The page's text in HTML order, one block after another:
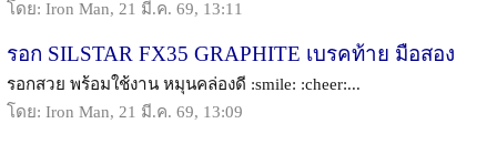
โดย: Iron Man, 21 มี.ค. 69, 13:11
รอก SILSTAR FX35 GRAPHITE เบรคท้าย มือสอง
รอกสวย พร้อมใช้งาน หมุนคล่องดี :smile: :cheer:...
โดย: Iron Man, 21 มี.ค. 69, 13:09